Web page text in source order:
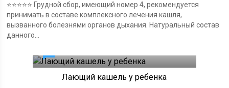
⭐️⭐️⭐️⭐️⭐️ Грудной сбор, имеющий номер 4, рекомендуется
принимать в составе комплексного лечения кашля,
вызванного болезнями органов дыхания. Натуральный состав
данного...
Лающий кашель у ребенка